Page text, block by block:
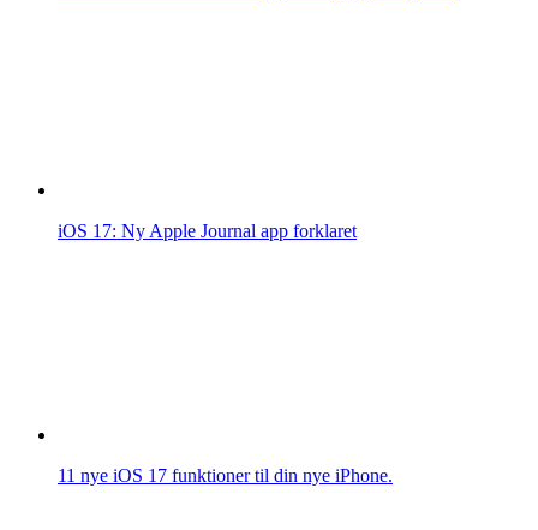
iOS 17: Ny Apple Journal app forklaret
11 nye iOS 17 funktioner til din nye iPhone.